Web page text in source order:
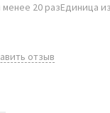
менее 20 разЕдиница
отзыв